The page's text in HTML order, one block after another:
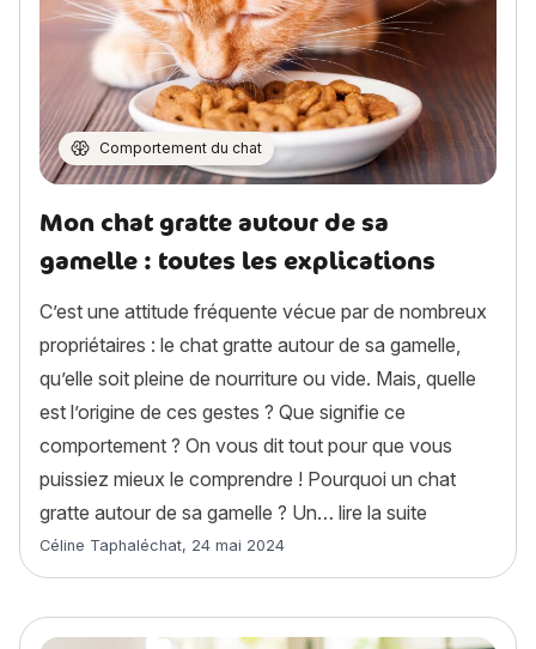
Comportement du chat
Mon chat gratte autour de sa
gamelle : toutes les explications
C’est une attitude fréquente vécue par de nombreux
propriétaires : le chat gratte autour de sa gamelle,
qu’elle soit pleine de nourriture ou vide. Mais, quelle
est l’origine de ces gestes ? Que signifie ce
comportement ? On vous dit tout pour que vous
puissiez mieux le comprendre ! Pourquoi un chat
gratte autour de sa gamelle ? Un… lire la suite
Article rédigé par
Céline Taphaléchat, 24 mai 2024